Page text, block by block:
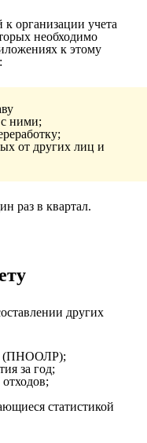
организации учета
необходимо
к этому
ними;
от других лиц и
раз в квартал.
других
(ПНООЛР);
за год;
статистикой